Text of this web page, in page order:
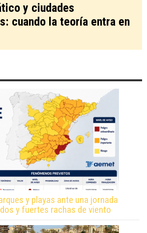
y ciudades
cuando la teoría entra en
y playas ante una jornada
y fuertes rachas de viento